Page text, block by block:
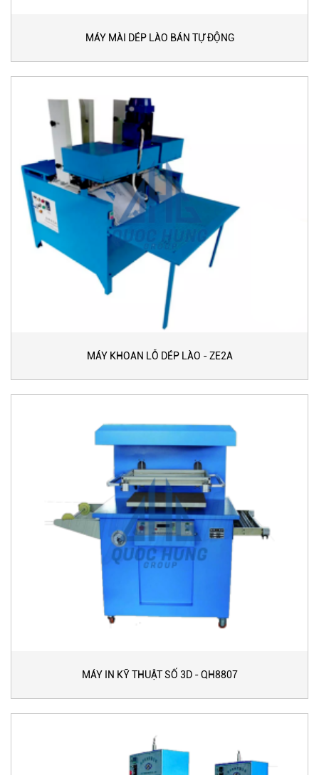
MÁY MÀI DÉP LÀO BÁN TỰ ĐỘNG
MÁY KHOAN LỖ DÉP LÀO - ZE2A
MÁY IN KỸ THUẬT SỐ 3D - QH8807